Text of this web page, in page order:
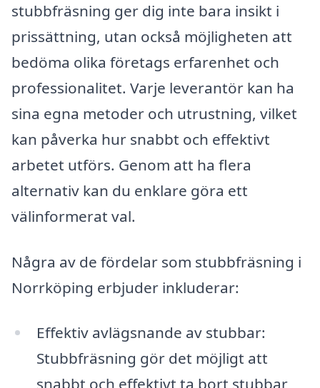
stubbfräsning ger dig inte bara insikt i
prissättning, utan också möjligheten att
bedöma olika företags erfarenhet och
professionalitet. Varje leverantör kan ha
sina egna metoder och utrustning, vilket
kan påverka hur snabbt och effektivt
arbetet utförs. Genom att ha flera
alternativ kan du enklare göra ett
välinformerat val.
Några av de fördelar som stubbfräsning i
Norrköping erbjuder inkluderar:
Effektiv avlägsnande av stubbar:
Stubbfräsning gör det möjligt att